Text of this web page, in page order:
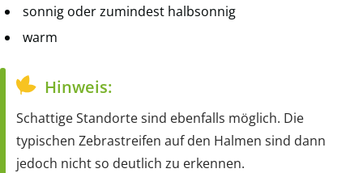
sonnig oder zumindest halbsonnig
warm
Hinweis:
Schattige Standorte sind ebenfalls möglich. Die
typischen Zebrastreifen auf den Halmen sind dann
jedoch nicht so deutlich zu erkennen.